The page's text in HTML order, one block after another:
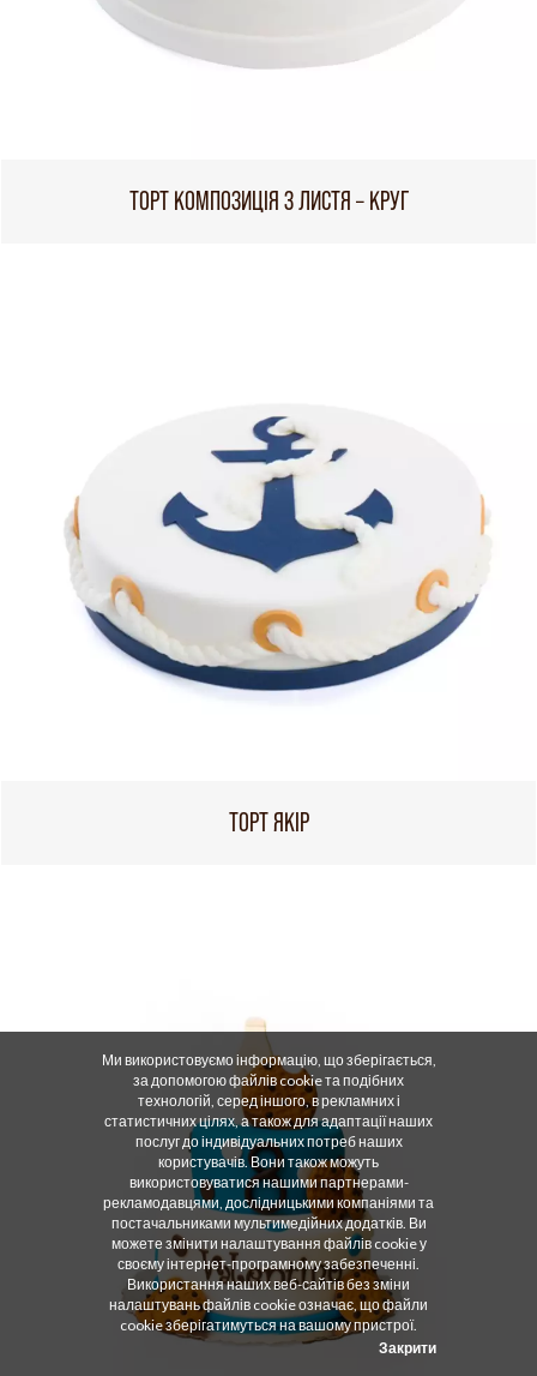
ТОРТ КОМПОЗИЦІЯ З ЛИСТЯ – КРУГ
ТОРТ ЯКІР
Ми використовуємо інформацію, що зберігається,
за допомогою файлів cookie та подібних
технологій, серед іншого, в рекламних і
статистичних цілях, а також для адаптації наших
послуг до індивідуальних потреб наших
користувачів. Вони також можуть
використовуватися нашими партнерами-
рекламодавцями, дослідницькими компаніями та
постачальниками мультимедійних додатків. Ви
можете змінити налаштування файлів cookie у
своєму інтернет-програмному забезпеченні.
Використання наших веб-сайтів без зміни
налаштувань файлів cookie означає, що файли
cookie зберігатимуться на вашому пристрої.
Закрити